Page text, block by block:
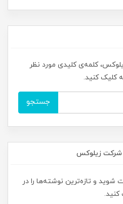
کلمه‌ی کلیدی مورد نظر
کلیک کنید.
جستجو
شرکت زیلوکس
و تازه‌ترین نوشته‌ها را در